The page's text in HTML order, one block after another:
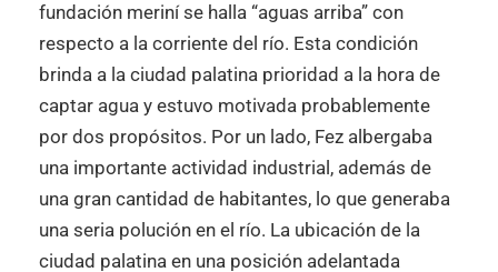
fundación meriní se halla “aguas arriba” con
respecto a la corriente del río. Esta condición
brinda a la ciudad palatina prioridad a la hora de
captar agua y estuvo motivada probablemente
por dos propósitos. Por un lado, Fez albergaba
una importante actividad industrial, además de
una gran cantidad de habitantes, lo que generaba
una seria polución en el río. La ubicación de la
ciudad palatina en una posición adelantada